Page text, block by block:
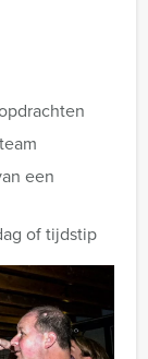
een
of tijdstip